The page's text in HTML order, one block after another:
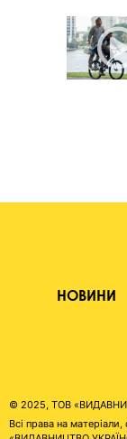
НОВИНИ
© 2025, ТОВ
Всі права на